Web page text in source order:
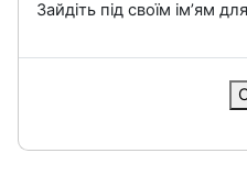
Зайдіть під своїм ім’ям